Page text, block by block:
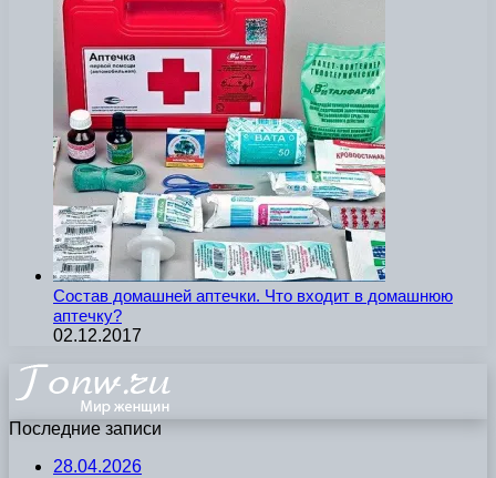
Состав домашней аптечки. Что входит в домашнюю
аптечку?
02.12.2017
Последние записи
28.04.2026